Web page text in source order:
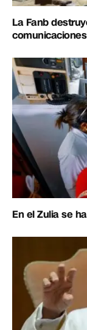
La Fanb
En el Zulia se